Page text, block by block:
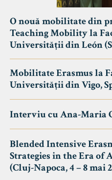
O nouă mobilitate din
Teaching Mobility la
Universității din León
Mobilitate Erasmus la
Universității din Vigo,
Interviu cu Ana-Maria
Blended Intensive
Strategies in the Era
(Cluj-Napoca, 4 – 8 mai